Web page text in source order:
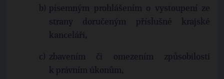
písemným prohlášením o vystoupení ze
strany doručeným příslušné krajské
kanceláři,
zbavením či omezením způsobilosti
k právním úkonům,